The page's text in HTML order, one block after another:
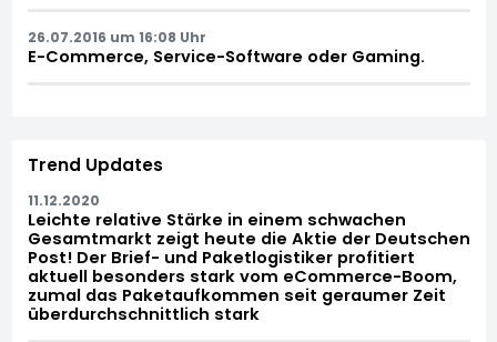
26.07.2016 um 16:08 Uhr
E-Commerce, Service-Software oder Gaming.
Trend Updates
11.12.2020
Leichte relative Stärke in einem schwachen
Gesamtmarkt zeigt heute die Aktie der Deutschen
Post! Der Brief- und Paketlogistiker profitiert
aktuell besonders stark vom eCommerce-Boom,
zumal das Paketaufkommen seit geraumer Zeit
überdurchschnittlich stark